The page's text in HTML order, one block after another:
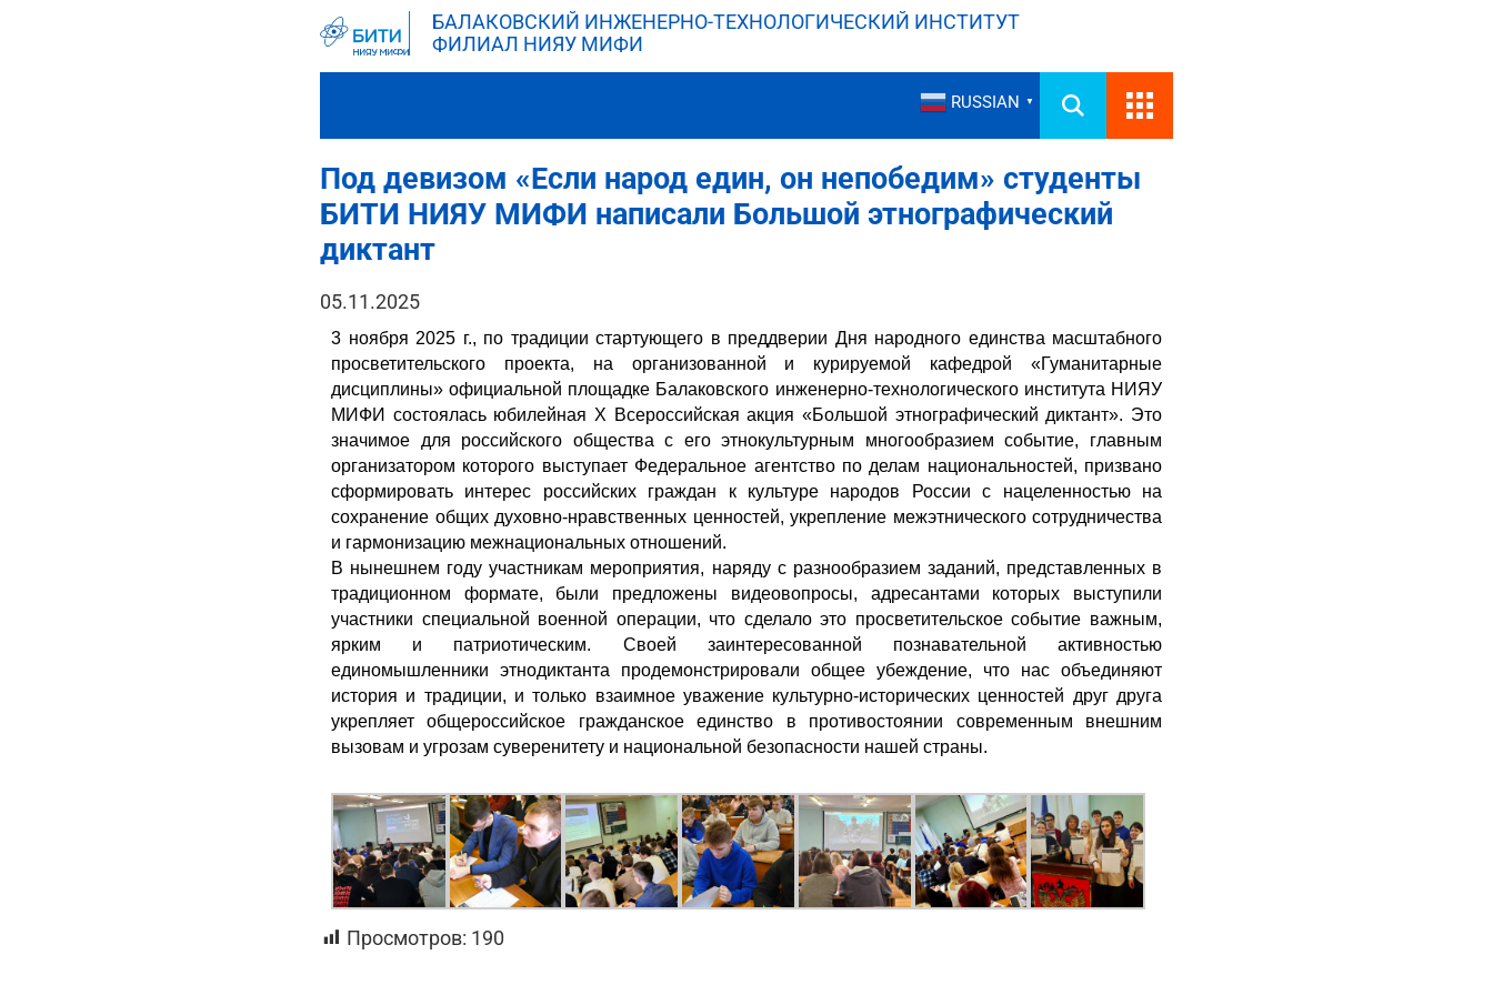
БАЛАКОВСКИЙ ИНЖЕНЕРНО-ТЕХНОЛОГИЧЕСКИЙ ИНСТИТУТ
ФИЛИАЛ НИЯУ МИФИ
RUSSIAN ▼
Под девизом «Если народ един, он непобедим» студенты
БИТИ НИЯУ МИФИ написали Большой этнографический
диктант
05.11.2025
3 ноября 2025 г., по традиции стартующего в преддверии Дня народного единства масштабного
просветительского проекта, на организованной и курируемой кафедрой «Гуманитарные
дисциплины» официальной площадке Балаковского инженерно-технологического института НИЯУ
МИФИ состоялась юбилейная X Всероссийская акция «Большой этнографический диктант». Это
значимое для российского общества с его этнокультурным многообразием событие, главным
организатором которого выступает Федеральное агентство по делам национальностей, призвано
сформировать интерес российских граждан к культуре народов России с нацеленностью на
сохранение общих духовно-нравственных ценностей, укрепление межэтнического сотрудничества
и гармонизацию межнациональных отношений.
В нынешнем году участникам мероприятия, наряду с разнообразием заданий, представленных в
традиционном формате, были предложены видеовопросы, адресантами которых выступили
участники специальной военной операции, что сделало это просветительское событие важным,
ярким и патриотическим. Своей заинтересованной познавательной активностью
единомышленники этнодиктанта продемонстрировали общее убеждение, что нас объединяют
история и традиции, и только взаимное уважение культурно-исторических ценностей друг друга
укрепляет общероссийское гражданское единство в противостоянии современным внешним
вызовам и угрозам суверенитету и национальной безопасности нашей страны.
Просмотров: 190